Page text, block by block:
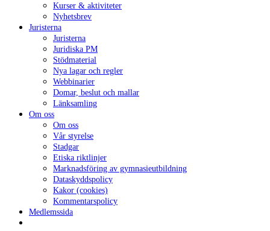
Kurser & aktiviteter
Nyhetsbrev
Juristerna
Juristerna
Juridiska PM
Stödmaterial
Nya lagar och regler
Webbinarier
Domar, beslut och mallar
Länksamling
Om oss
Om oss
Vår styrelse
Stadgar
Etiska riktlinjer
Marknadsföring av gymnasieutbildning
Dataskyddspolicy
Kakor (cookies)
Kommentarspolicy
Medlemssida